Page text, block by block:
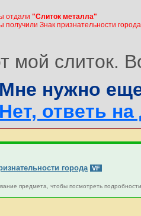
отдали "Слиток металла"
получили Знак признательности
мой слиток.
Мне нужно
Нет, ответь
города VF
предмета, чтобы посмотреть